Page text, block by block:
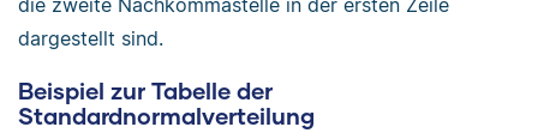
dargestellt sind.
Beispiel zur Tabelle der
Standardnormalverteilung